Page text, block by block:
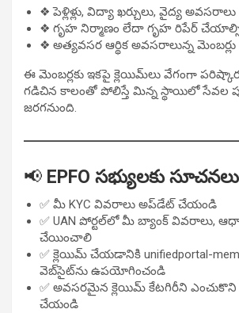
❖ పెళ్లిళ్లు, విద్యా ఖర్చులు, వైద్య అవసరాలు
❖ గృహ నిర్మాణం లేదా గృహ రిపేర్
❖ అత్యవసర ఆర్థిక అవసరాలున్న మెంబర్లు
ఈ మెంబర్లకు ఇకపై క్లెయిమ్‌లు వేగంగా
గడిచిన కాలంతో పోలిస్తే మిన్న స్థాయిలో సేవల
జరగనుంది.
📢 EPFO సభ్యులకు సూచనలు
✅ మీ KYC వివరాలు అప్‌డేట్ చేయండి
✅ UAN పోర్టల్‌లో మీ బ్యాంక్ వివరాలు,
చేయించాలి
✅ క్లెయిమ్ చేయడానికి unifiedportal-
వెబ్‌సైట్‌ను ఉపయోగించండి
✅ అవసరమైన క్లెయిమ్ కేటగిరీని
చేయండి